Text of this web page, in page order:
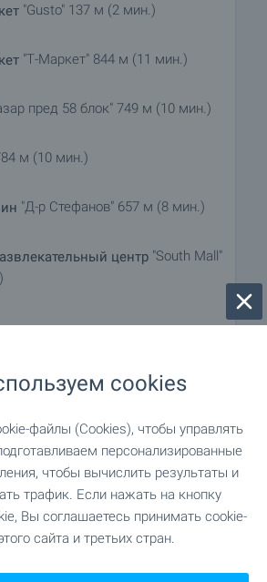
"Gusto" 137 м (2 мин.)
"Т-Маркет" 844 м (11 мин.)
пред 58 блок" 749 м (10 мин.)
м (10 мин.)
"Д-р Стефанов" 657 м (8 мин.)
центр "South Mall"
ДСК" 1.1 км (13 мин.)
530 м (7 мин.)
cookies
файлы (Cookies), чтобы управлять
персонализированные
чтобы вычислить результаты и
трафик. Если нажать на кнопку
Вы соглашаетесь принимать cookie-
сайта и третьих стран.